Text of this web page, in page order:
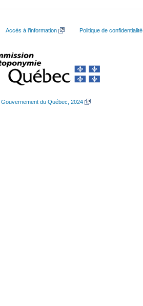
Accès à l’information Politique de confidentialité
du Québec, 2024